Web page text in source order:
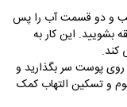
و دو قسمت آب را پس
بشویید. این کار به
.
را به مدت ۲۰ دقیقه روی پوست سر بگذارید و
و تسکین التهاب کمک